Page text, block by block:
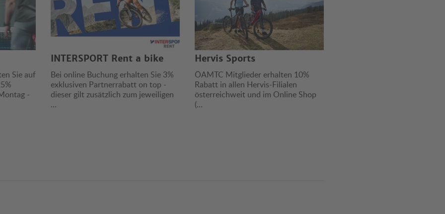
Sie auf
-
INTERSPORT Rent a bike
Bei online Buchung erhalten Sie 3%
exklusiven Partnerrabatt on top -
dieser gilt zusätzlich zum jeweiligen
…
Hervis Sports
ÖAMTC Mitglieder erhalten 10%
Rabatt in allen Hervis-Filialen
österreichweit und im Online Shop
(…